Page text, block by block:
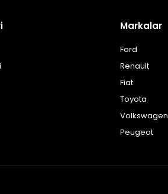
Markalar
Ford
Renault
Fiat
Toyota
Volkswagen
Peugeot